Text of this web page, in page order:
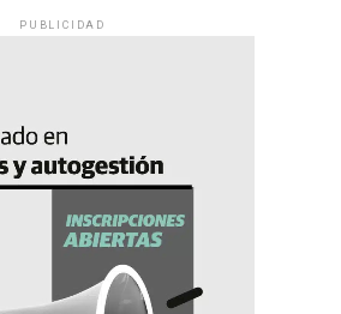
PUBLICIDAD